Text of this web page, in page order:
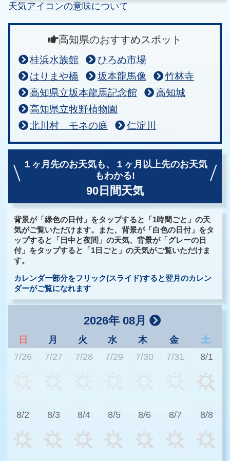
天気アイコンの意味について
高知県のおすすめスポット
桂浜水族館
ひろめ市場
はりまや橋
坂本龍馬像
竹林寺
高知県立坂本龍馬記念館
高知城
高知県立牧野植物園
北川村 モネの庭
仁淀川
１ヶ月先のお天気も、
１ヶ月以上先のお天気
もわかる!
90日間天気
背景が「緑色の日付」をタップすると「1時間ごと」の天
気がご覧いただけます。また、背景が「白色の日付」をタ
ップすると「日中と夜間」の天気、背景が「グレーの日
付」をタップすると「1日ごと」の天気がご覧いただけま
す。
カレンダー部分をフリック(スライド)すると翌月のカレン
ダーがご覧になれます
2026年 08月
日 月 火 水 木 金
土
7/26
7/27 7/28 7/29 7/30 7/31 8/1
8/2 8/3 8/4 8/5 8/6 8/7 8/8